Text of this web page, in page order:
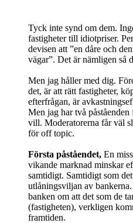
Tyck inte synd om dem.
fastigheter till idiotpriser.
devisen att ”en dåre och
vägar”. Det är nämligen så
Men jag håller med dig.
det, är att rätt fastigheter,
efterfrågan, är
Men jag har två
vill. Moderatorerna får väl
för off topic.
Första påståendet, En
vikande marknad minskar
samtidigt. Samtidigt som
utlåningsviljan av
banken om att det som de
(fastigheten), verkligen
framtiden.